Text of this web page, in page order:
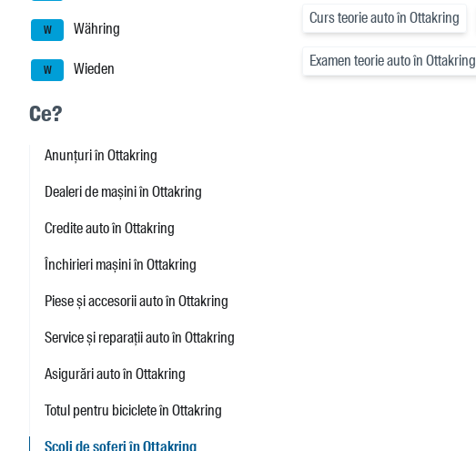
W Währing
W Wieden
Ce?
Anunțuri în Ottakring
Dealeri de mașini în Ottakring
Credite auto în Ottakring
Închirieri mașini în Ottakring
Piese și accesorii auto în Ottakring
Service și reparații auto în Ottakring
Asigurări auto în Ottakring
Totul pentru biciclete în Ottakring
Școli de șoferi în Ottakring
Curs teorie auto în Ottakring
Examen teorie auto în Ottakring